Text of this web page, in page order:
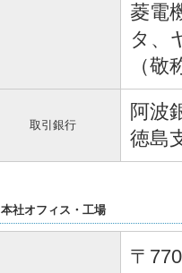
菱電
タ、
（敬
取引銀行
阿波
徳島
本社オフィス・工場
〒